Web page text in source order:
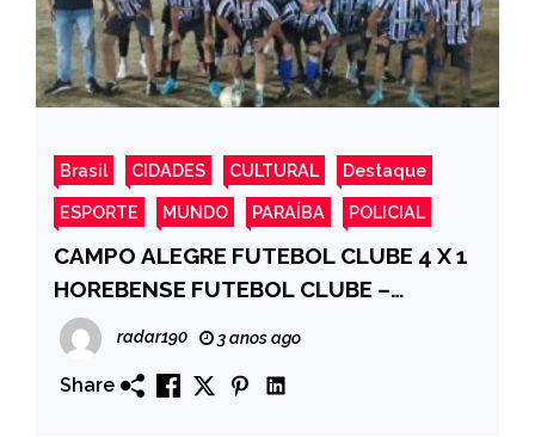
Brasil CIDADES CULTURAL Destaque
ESPORTE MUNDO PARAÍBA POLICIAL
CAMPO ALEGRE FUTEBOL CLUBE 4 X 1
HOREBENSE FUTEBOL CLUBE –
AMISTOSOS EM BONITO DE SANTA FÉ-
VEJA
radar190 3 anos ago
Share